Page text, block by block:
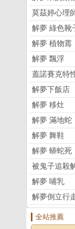
莫茲婷心理
解夢 綠色靴
解夢 植物蔫
解夢 飄浮
蓋諾賽克特
解夢下飯店
解夢 移灶
解夢 滿地蛇
解夢 舞鞋
解夢 蟒蛇死
被鬼子追殺
解夢 哺乳
解夢倒立行
全站推薦